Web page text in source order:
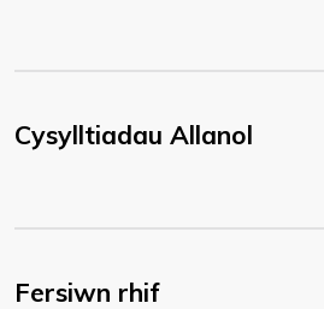
Cysylltiadau Allanol
Fersiwn rhif